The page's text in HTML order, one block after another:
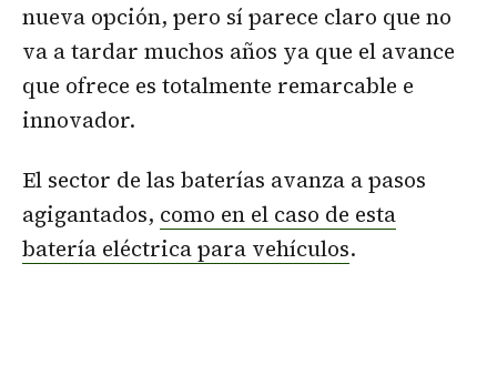
nueva opción, pero sí parece claro que no
va a tardar muchos años ya que el avance
que ofrece es totalmente remarcable e
innovador.
El sector de las baterías avanza a pasos
agigantados, como en el caso de esta
batería eléctrica para vehículos.